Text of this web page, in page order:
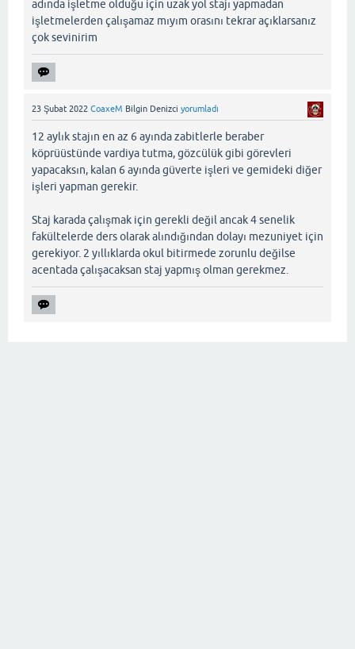
adında işletme olduğu için uzak yol stajı yapmadan
işletmelerden çalışamaz mıyım orasını tekrar açıklarsanız
çok sevinirim
23 Şubat 2022 CoaxeM Bilgin Denizci yorumladı
12 aylık stajın en az 6 ayında zabitlerle beraber
köprüüstünde vardiya tutma, gözcülük gibi görevleri
yapacaksın, kalan 6 ayında güverte işleri ve gemideki diğer
işleri yapman gerekir.
Staj karada çalışmak için gerekli değil ancak 4 senelik
fakültelerde ders olarak alındığından dolayı mezuniyet için
gerekiyor. 2 yıllıklarda okul bitirmede zorunlu değilse
acentada çalışacaksan staj yapmış olman gerekmez.